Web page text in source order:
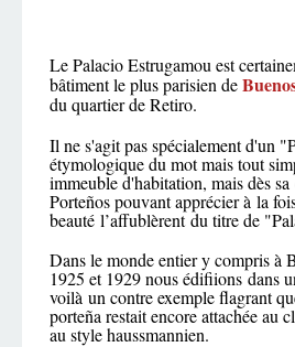
Le Palacio Estrugamou est
bâtiment le plus parisien de
duquartier de Retiro.
Il ne s'agit pas spécialement d'un
étymologique du mot mais tout
immeuble d'habitation, mais dès
Porteños pouvant apprécier à la
beauté l’affublèrent du titre de
Dans le monde entier y compris à
1925 et 1929 nous édifiions dans
voilà un contre exemple flagrant
porteña restait encore attachée au
au style haussmannien.